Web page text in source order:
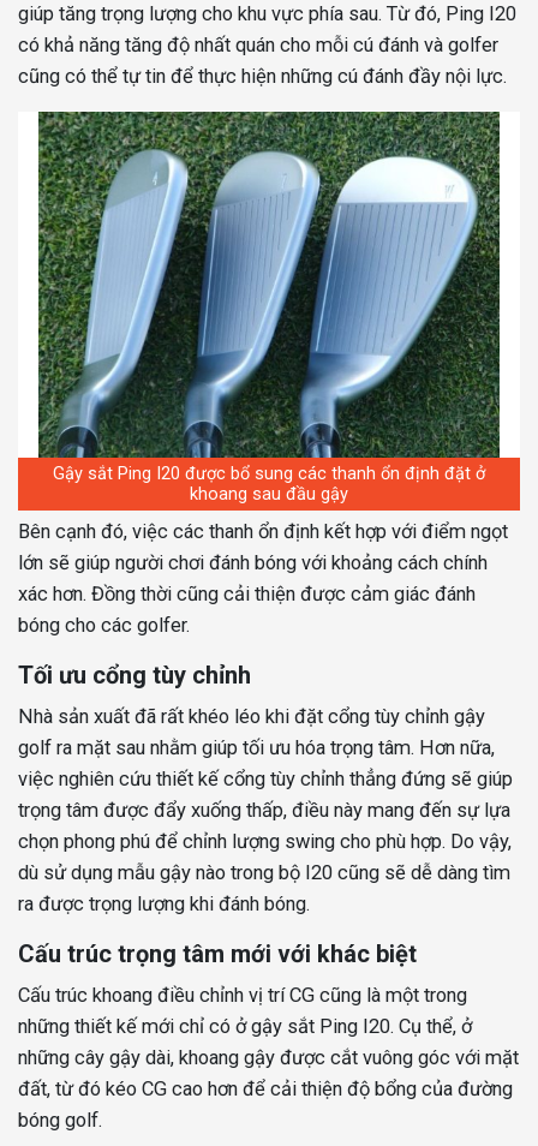
giúp tăng trọng lượng cho khu vực phía sau. Từ đó, Ping I20
có khả năng tăng độ nhất quán cho mỗi cú đánh và golfer
cũng có thể tự tin để thực hiện những cú đánh đầy nội lực.
Gậy sắt Ping I20 được bổ sung các thanh ổn định đặt ở
khoang sau đầu gậy
Bên cạnh đó, việc các thanh ổn định kết hợp với điểm ngọt
lớn sẽ giúp người chơi đánh bóng với khoảng cách chính
xác hơn. Đồng thời cũng cải thiện được cảm giác đánh
bóng cho các golfer.
Tối ưu cổng tùy chỉnh
Nhà sản xuất đã rất khéo léo khi đặt cổng tùy chỉnh gậy
golf ra mặt sau nhằm giúp tối ưu hóa trọng tâm. Hơn nữa,
việc nghiên cứu thiết kế cổng tùy chỉnh thẳng đứng sẽ giúp
trọng tâm được đẩy xuống thấp, điều này mang đến sự lựa
chọn phong phú để chỉnh lượng swing cho phù hợp. Do vậy,
dù sử dụng mẫu gậy nào trong bộ I20 cũng sẽ dễ dàng tìm
ra được trọng lượng khi đánh bóng.
Cấu trúc trọng tâm mới với khác biệt
Cấu trúc khoang điều chỉnh vị trí CG cũng là một trong
những thiết kế mới chỉ có ở gậy sắt Ping I20. Cụ thể, ở
những cây gậy dài, khoang gậy được cắt vuông góc với mặt
đất, từ đó kéo CG cao hơn để cải thiện độ bổng của đường
bóng golf.